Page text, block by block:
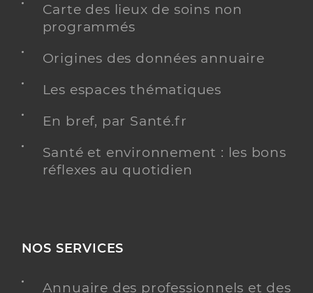
Carte des lieux de soins non
programmés
Origines des données annuaire
Les espaces thématiques
En bref, par Santé.fr
Santé et environnement : les bons
réflexes au quotidien
NOS SERVICES
Annuaire des professionnels et des